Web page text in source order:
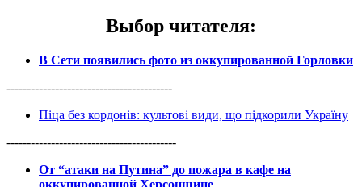
Выбор читателя:
В Сети появились фото из оккупированной Горловки
-----------------------------------------
Піца без кордонів: культові види, що підкорили Україну
------------------------------------------
От “атаки на Путина” до пожара в кафе на